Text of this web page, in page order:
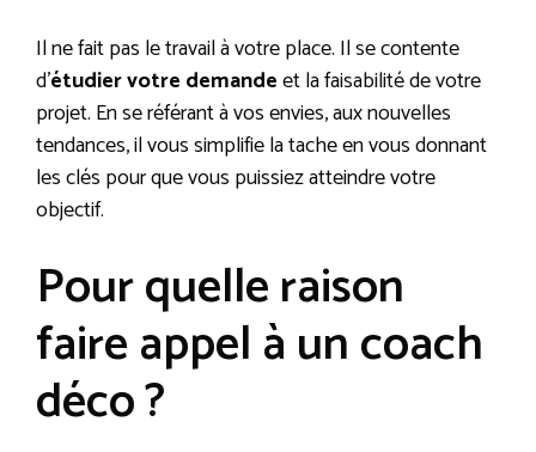
Il ne fait pas le travail à votre place. Il se contente
d’étudier votre demandeet la faisabilité de votre
projet. En se référant à vos envies, aux nouvelles
tendances, il vous simplifie la tache en vous donnant
les clés pour que vous puissiez atteindre votre
objectif.
Pour quelle raison
faire appel à un coach
déco ?